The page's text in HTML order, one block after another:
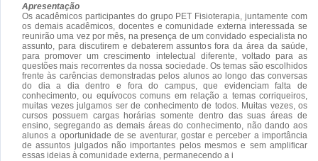
Apresentação
Os acadêmicos participantes do grupo PET Fisioterapia, juntamente com
os demais acadêmicos, docentes e comunidade externa interessada se
reunirão uma vez por mês, na presença de um convidado especialista no
assunto, para discutirem e debaterem assuntos fora da área da saúde,
para promover um crescimento intelectual diferente, voltado para as
questões mais recorrentes da nossa sociedade. Os temas são escolhidos
frente às carências demonstradas pelos alunos ao longo das conversas
do dia a dia dentro e fora do campus, que evidenciam falta de
conhecimento, ou equívocos comuns em relação a temas corriqueiros,
muitas vezes julgamos ser de conhecimento de todos. Muitas vezes, os
cursos possuem cargas horárias somente dentro das suas áreas de
ensino, segregando as demais áreas do conhecimento, não dando aos
alunos a oportunidade de se aventurar, gostar e perceber a importância
de assuntos julgados não importantes pelos mesmos e sem amplificar
essas ideias à comunidade externa, permanecendo a i